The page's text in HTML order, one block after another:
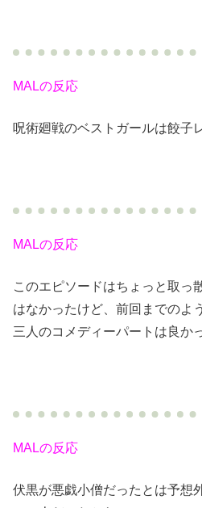
MALの反応
呪術廻戦のベストガールは餃子
MALの反応
このエピソードはちょっと取っ
はなかったけど、前回までのよ
三人のコメディーパートは良か
MALの反応
伏黒が悪戯小僧だったとは予想